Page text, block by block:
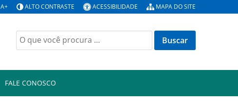
A+ ALTO CONTRASTE ACESSIBILIDADE MAPA DO SITE
Buscar
por:
FALE CONOSCO